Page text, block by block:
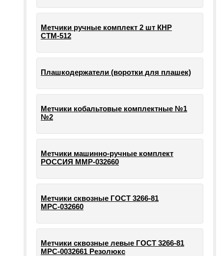
Метчики ручные комплект 2 шт КНР
СТМ-512
Плашкодержатели (воротки для плашек)
Метчики кобальтовые комплектные №1
№2
Метчики машинно-ручные комплект
РОССИЯ ММР-032660
Метчики сквозные ГОСТ 3266-81
МРС-032660
Метчики сквозные левые ГОСТ 3266-81
МРС-0032661 Резолюкс